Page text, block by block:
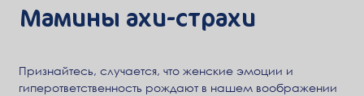
Мамины ахи-страхи
Признайтесь, случается, что женские эмоции и
гиперответственность рождают в нашем воображении